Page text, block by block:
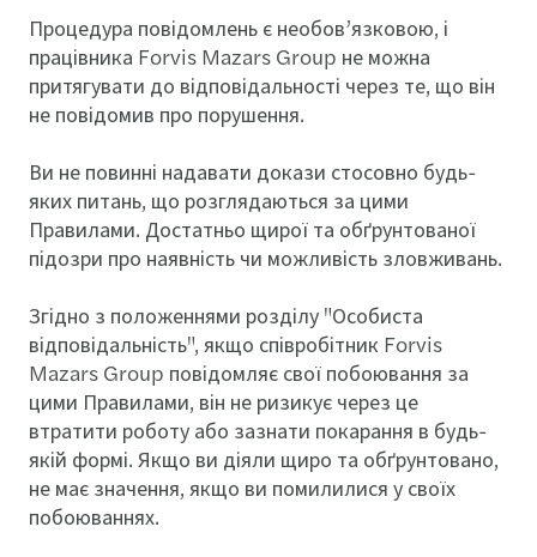
Процедура повідомлень є необов’язковою, і
працівника Forvis Mazars Group не можна
притягувати до відповідальності через те, що він
не повідомив про порушення.
Ви не повинні надавати докази стосовно будь-
яких питань, що розглядаються за цими
Правилами. Достатньо щирої та обґрунтованої
підозри про наявність чи можливість зловживань.
Згідно з положеннями розділу "Особиста
відповідальність", якщо співробітник Forvis
Mazars Group повідомляє свої побоювання за
цими Правилами, він не ризикує через це
втратити роботу або зазнати покарання в будь-
якій формі. Якщо ви діяли щиро та обґрунтовано,
не має значення, якщо ви помилилися у своїх
побоюваннях.